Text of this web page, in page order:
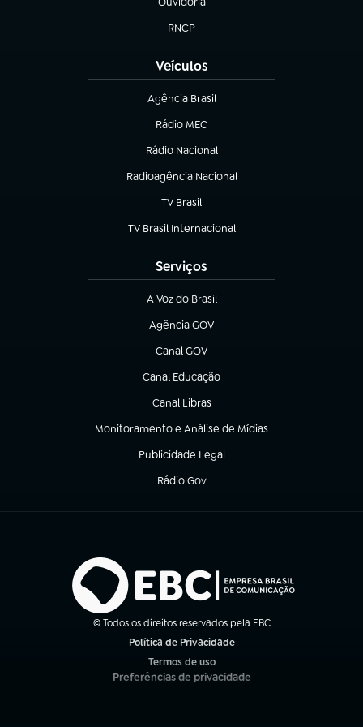
(abre em nova aba)
RNCP
(abre em nova aba)
Veículos
Agência Brasil
(abre em nova aba)
Rádio MEC
(abre em nova aba)
Rádio Nacional
Radioagência Nacional
(abre em nova aba)
TV Brasil
(abre em nova aba)
TV Brasil Internacional
(abre em nova aba)
Serviços
A Voz do Brasil
(abre em nova aba)
Agência GOV
(abre em nova aba)
Canal GOV
(abre em nova aba)
Canal Educação
(abre em nova aba)
Canal Libras
(abre em nova aba)
Monitoramento e Análise de Mídias
(abre em nova aba)
Publicidade Legal
(abre em nova aba)
Rádio Gov
(abre em nova aba)
© Todos os direitos reservados pela EBC
Política de Privacidade
Termos de uso
(abre em nova aba)
Preferências de privacidade